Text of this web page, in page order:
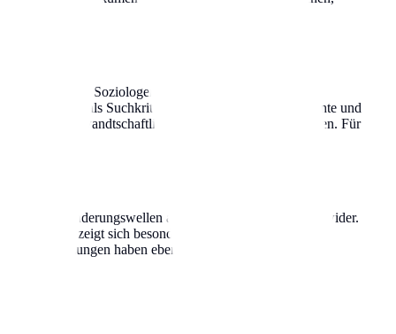
Historiker, Soziologen und jeden, der seine
Nachnamen als Suchkriterien, um historische Dokumente und
und verwandtschaftliche Verbindungen zu entdecken. Für
oft Einwanderungswellen aus verschiedenen Epochen wider.
zeigt sich besonders in urbanen Zentren, wo
Umwälzungen haben ebenfalls dazu beigetragen, dass